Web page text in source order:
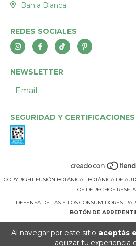
Al navegar por este sitio aceptás
agilizar tu experiencia
Bahia Blanca
REDES SOCIALES
NEWSLETTER
SEGURIDAD Y CERTIFICACIONES
COPYRIGHT FUSIÓN BOTÁNICA · BOTÁNICA DE
LOS DERECHOS
DEFENSA DE LAS Y LOS CONSUMIDORES.
BOTÓN DE